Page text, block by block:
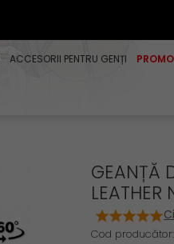
ACCESORII PENTRU GENȚI
GEANȚĂ
LEATHER
Cod producător: